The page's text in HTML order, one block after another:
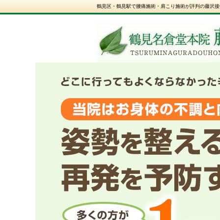
鶴見区・鶴見駅で腰痛施術・肩こり施術が評判の藤沢